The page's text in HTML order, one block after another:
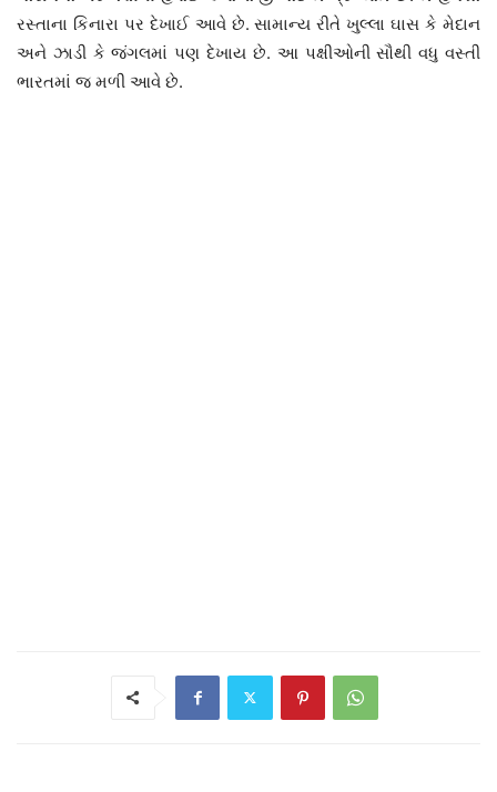
રસ્તાના કિનારા પર દેખાઈ આવે છે. સામાન્ય રીતે ખુલ્લા ઘાસ કે મેદાન
અને ઝાડી કે જંગલમાં પણ દેખાય છે. આ પક્ષીઓની સૌથી વધુ વસ્તી
ભારતમાં જ મળી આવે છે.